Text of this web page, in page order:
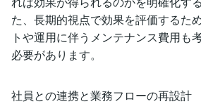
た、長期的視点で効果を評価するた
トや運用に伴うメンテナンス費用も
必要があります。
社員との連携と業務フローの再設計